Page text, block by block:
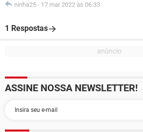
ninha25 - 17 mar 2022 às 06:33
1 Respostas
ASSINE NOSSA NEWSLETTER!